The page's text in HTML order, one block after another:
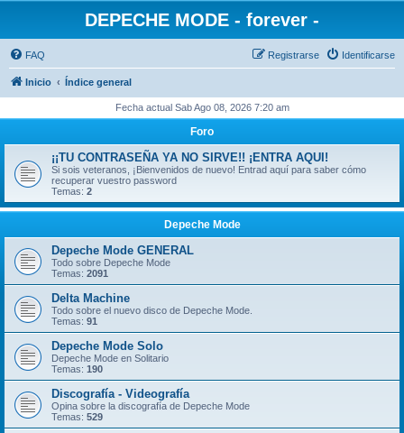
DEPECHE MODE - forever -
FAQ Identificarse
Registrarse
Inicio Índice general
Fecha actual Sab Ago 08, 2026 7:20 am
Foro
¡¡TU CONTRASEÑA YA NO SIRVE!! ¡ENTRA AQUI!
Si sois veteranos, ¡Bienvenidos de nuevo! Entrad aquí para saber cómo
recuperar vuestro password
Temas: 2
Depeche Mode
Depeche Mode GENERAL
Todo sobre Depeche Mode
Temas: 2091
Delta Machine
Todo sobre el nuevo disco de Depeche Mode.
Temas: 91
Depeche Mode Solo
Depeche Mode en Solitario
Temas: 190
Discografía - Videografía
Opina sobre la discografía de Depeche Mode
Temas: 529